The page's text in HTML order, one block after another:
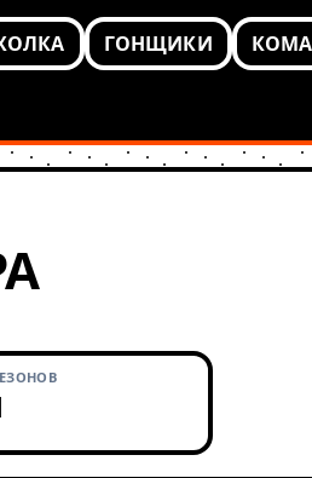
ГОНЩИКИ